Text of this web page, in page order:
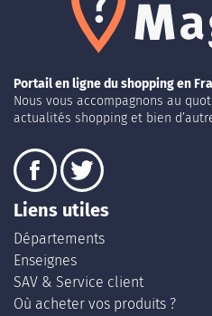
Portail en ligne du shopping en
Nous vous accompagnons au
actualités shopping et bien
Liens utiles
Départements
Enseignes
SAV & Service client
Où acheter vos produits ?